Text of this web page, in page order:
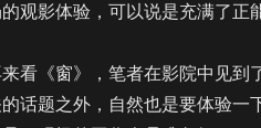
观影体验，可以说是充满了正
看《窗》，笔者在影院中见到
话题之外，自然也是要体验一